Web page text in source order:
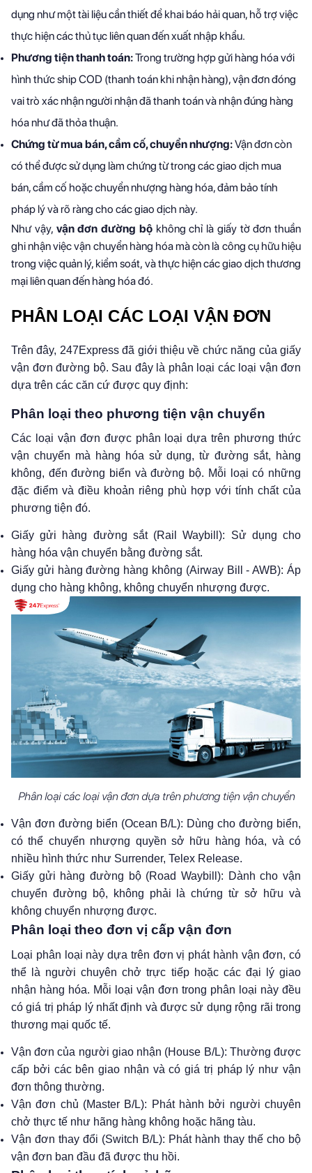
dụng như một tài liệu cần thiết để khai báo hải quan, hỗ trợ việc
thực hiện các thủ tục liên quan đến xuất nhập khẩu.
Phương tiện thanh toán:Trong trường hợp gửi hàng hóa với
hình thức ship COD (thanh toán khi nhận hàng), vận đơn đóng
vai trò xác nhận người nhận đã thanh toán và nhận đúng hàng
hóa như đã thỏa thuận.
Chứng từ mua bán, cầm cố, chuyển nhượng:Vận đơn còn
có thể được sử dụng làm chứng từ trong các giao dịch mua
bán, cầm cố hoặc chuyển nhượng hàng hóa, đảm bảo tính
pháp lý và rõ ràng cho các giao dịch này.
Như vậy, vận đơn đường bộkhông chỉ là giấy tờ đơn thuần
ghi nhận việc vận chuyển hàng hóa mà còn là công cụ hữu hiệu
trong việc quản lý, kiểm soát, và thực hiện các giao dịch thương
mại liên quan đến hàng hóa đó.
PHÂN LOẠI CÁC LOẠI VẬN ĐƠN
Trên đây, 247Express đã giới thiệu về chức năng của giấy
vận đơn đường bộ. Sau đây là phân loại các loại vận đơn
dựa trên các căn cứ được quy định:
Phân loại theo phương tiện vận chuyển
Các loại vận đơn được phân loại dựa trên phương thức
vận chuyển mà hàng hóa sử dụng, từ đường sắt, hàng
không, đến đường biển và đường bộ. Mỗi loại có những
đặc điểm và điều khoản riêng phù hợp với tính chất của
phương tiện đó.
Giấy gửi hàng đường sắt (Rail Waybill): Sử dụng cho
hàng hóa vận chuyển bằng đường sắt.
Giấy gửi hàng đường hàng không (Airway Bill - AWB): Áp
dụng cho hàng không, không chuyển nhượng được.
Phân loại các loại vận đơn dựa trên phương tiện vận chuyển
Vận đơn đường biển (Ocean B/L): Dùng cho đường biển,
có thể chuyển nhượng quyền sở hữu hàng hóa, và có
nhiều hình thức như Surrender, Telex Release.
Giấy gửi hàng đường bộ (Road Waybill): Dành cho vận
chuyển đường bộ, không phải là chứng từ sở hữu và
không chuyển nhượng được.
Phân loại theo đơn vị cấp vận đơn
Loại phân loại này dựa trên đơn vị phát hành vận đơn, có
thể là người chuyên chở trực tiếp hoặc các đại lý giao
nhận hàng hóa. Mỗi loại vận đơn trong phân loại này đều
có giá trị pháp lý nhất định và được sử dụng rộng rãi trong
thương mại quốc tế.
Vận đơn của người giao nhận (House B/L): Thường được
cấp bởi các bên giao nhận và có giá trị pháp lý như vận
đơn thông thường.
Vận đơn chủ (Master B/L): Phát hành bởi người chuyên
chở thực tế như hãng hàng không hoặc hãng tàu.
Vận đơn thay đổi (Switch B/L): Phát hành thay thế cho bộ
vận đơn ban đầu đã được thu hồi.